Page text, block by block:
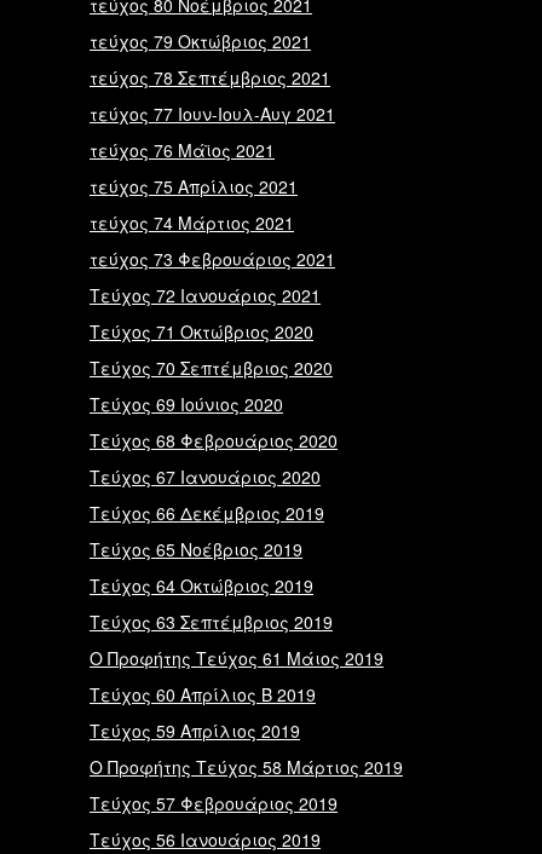
τεύχος 80 Νοέμβριος 2021
τεύχος 79 Οκτώβριος 2021
τεύχος 78 Σεπτέμβριος 2021
τεύχος 77 Ιουν-Ιουλ-Αυγ 2021
τεύχος 76 Μάϊος 2021
τεύχος 75 Απρίλιος 2021
τεύχος 74 Μάρτιος 2021
τεύχος 73 Φεβρουάριος 2021
Τεύχος 72 Ιανουάριος 2021
Τεύχος 71 Οκτώβριος 2020
Τεύχος 70 Σεπτέμβριος 2020
Τεύχος 69 Ιούνιος 2020
Tεύχος 68 Φεβρουάριος 2020
Tεύχος 67 Ιανουάριος 2020
Tεύχος 66 Δεκέμβριος 2019
Tεύχος 65 Νοέβριος 2019
Tεύχος 64 Οκτώβριος 2019
Tεύχος 63 Σεπτέμβριος 2019
Ο Προφήτης Tεύχος 61 Μάιος 2019
Tεύχος 60 Απρίλιος Β 2019
Tεύχος 59 Απρίλιος 2019
Ο Προφήτης Tεύχος 58 Μάρτιος 2019
Tεύχος 57 Φεβρουάριος 2019
Tεύχος 56 Ιανουάριος 2019